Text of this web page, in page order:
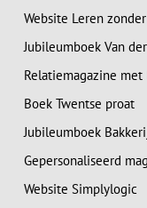
Website Leren
Jubileumboek Van
Relatiemagazine met
Boek Twentse proat
Jubileumboek
Gepersonaliseerd
Website Simplylogic